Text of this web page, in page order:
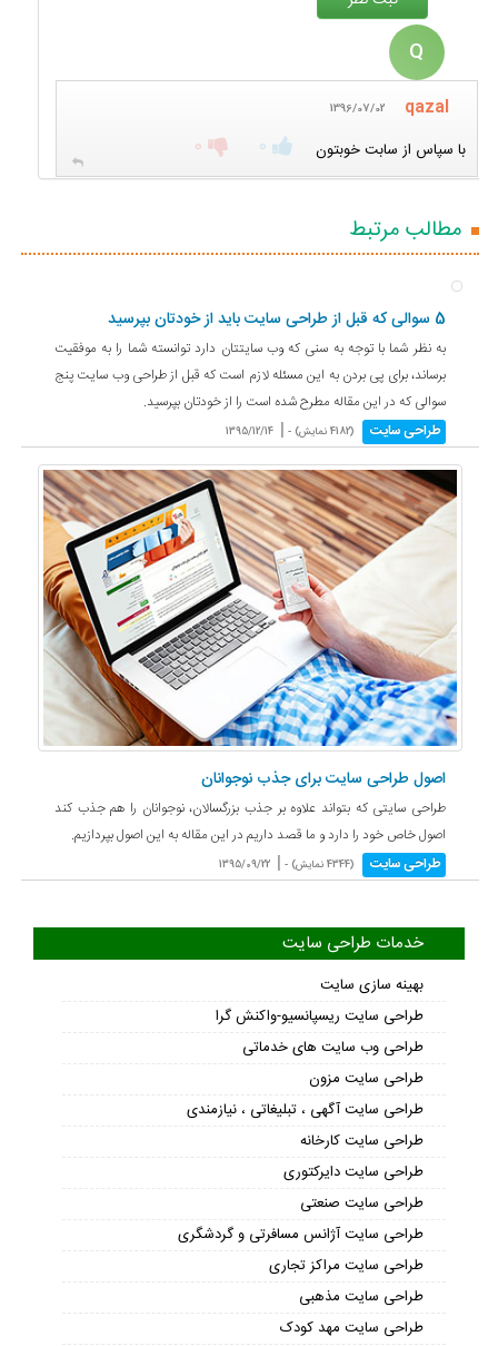
Q
qazal
1396/07/02
با سپاس از سابت خوبتون 0
0
مطالب مرتبط
5 سوالی که قبل از طراحی سایت باید از خودتان بپرسید
به نظر شما با توجه به سنی که وب سایتتان دارد توانسته شما را به موفقیت
برساند، برای پی بردن به این مسئله لازم است که قبل از طراحی وب سایت پنج
سوالی که در این مقاله مطرح شده است را از خودتان بپرسید.
طراحی سایت (4182 نمایش) - |
1395/12/14
اصول طراحی سایت برای جذب نوجوانان
طراحی سایتی که بتواند علاوه بر جذب بزرگسالان، نوجوانان را هم جذب کند
اصول خاص خود را دارد و ما قصد داریم در این مقاله به این اصول بپردازیم.
طراحی سایت (4344 نمایش) - |
1395/09/22
خدمات طراحی سایت
بهینه سازی سایت
طراحی سایت ریسپانسیو-واکنش گرا
طراحی وب سایت های خدماتی
طراحی سایت مزون
طراحی سایت آگهی ، تبلیغاتی ، نیازمندی
طراحی سایت کارخانه
طراحی سایت دایرکتوری
طراحی سایت صنعتی
طراحی سایت آژانس مسافرتی و گردشگری
طراحی سایت مراکز تجاری
طراحی سایت مذهبی
طراحی سایت مهد کودک